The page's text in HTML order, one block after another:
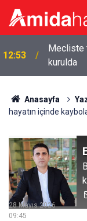
12:46
kaybetti
Anasayfa
hayatın içinde
09:45
28 Mayıs 2026